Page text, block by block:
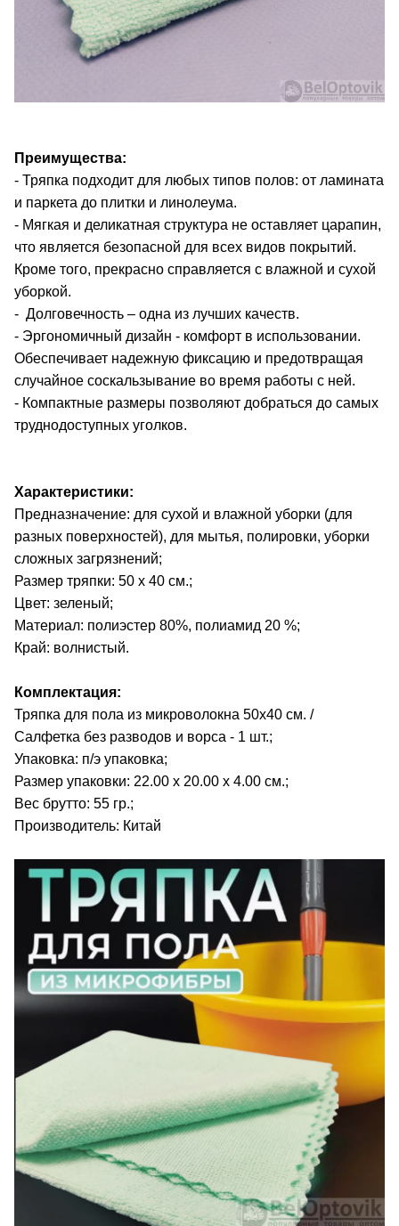
Преимущества:
- Тряпка подходит для любых типов полов: от ламината
и паркета до плитки и линолеума.
- Мягкая и деликатная структура не оставляет царапин,
что является безопасной для всех видов покрытий.
Кроме того, прекрасно справляется с влажной и сухой
уборкой.
- Долговечность – одна из лучших качеств.
- Эргономичный дизайн - комфорт в использовании.
Обеспечивает надежную фиксацию и предотвращая
случайное соскальзывание во время работы с ней.
- Компактные размеры позволяют добраться до самых
труднодоступных уголков.
Характеристики:
Предназначение: для сухой и влажной уборки (для
разных поверхностей), для мытья, полировки, уборки
сложных загрязнений;
Размер тряпки: 50 х 40 см.;
Цвет: зеленый;
Материал: полиэстер 80%, полиамид 20 %;
Край: волнистый.
Комплектация:
Тряпка для пола из микроволокна 50х40 см. /
Салфетка без разводов и ворса - 1 шт.;
Упаковка: п/э упаковка;
Размер упаковки: 22.00 х 20.00 х 4.00 см.;
Вес брутто: 55 гр.;
Производитель: Китай